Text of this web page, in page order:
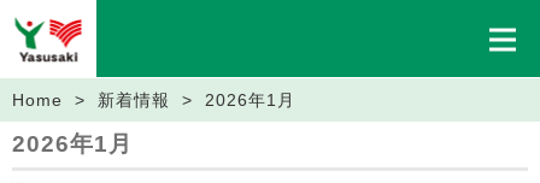
Home > 新着情報 > 2026年1月
2026年1月